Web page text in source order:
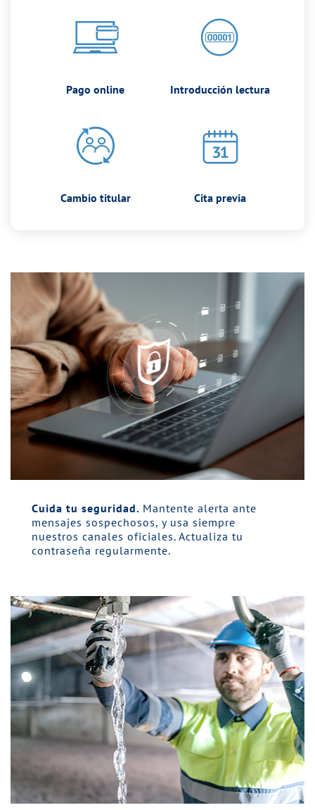
Pago online Introducción lectura
Cambio titular Cita previa
Cuida tu seguridad. Mantente alerta ante
mensajes sospechosos, y usa siempre
nuestros canales oficiales. Actualiza tu
contraseña regularmente.